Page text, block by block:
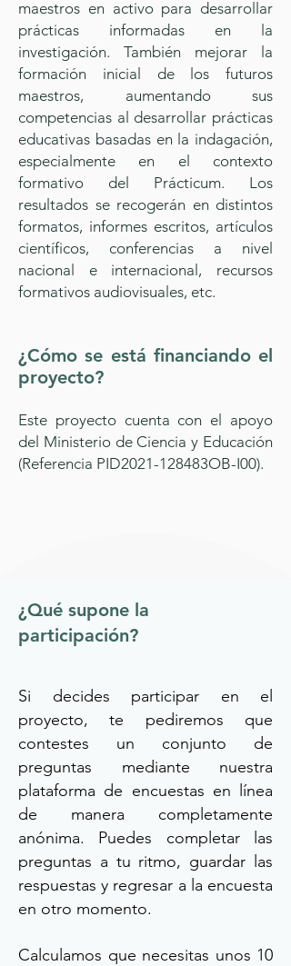
maestros en activo para desarrollar
prácticas informadas en la
investigación. También mejorar la
formación inicial de los futuros
maestros, aumentando sus
competencias al desarrollar prácticas
educativas basadas en la indagación,
especialmente en el contexto
formativo del Prácticum. Los
resultados se recogerán en distintos
formatos, informes escritos, artículos
científicos, conferencias a nivel
nacional e internacional, recursos
formativos audiovisuales, etc.
¿Cómo se está financiando el
proyecto?
Este proyecto cuenta con el apoyo
del Ministerio de Ciencia y Educación
(Referencia PID2021-128483OB-I00).
¿Qué supone la
participación?
Si decides participar en el
proyecto, te pediremos que
contestes un conjunto de
preguntas mediante nuestra
plataforma de encuestas en línea
de manera completamente
anónima. Puedes completar las
preguntas a tu ritmo, guardar las
respuestas y regresar a la encuesta
en otro momento.
Calculamos que necesitas unos 10